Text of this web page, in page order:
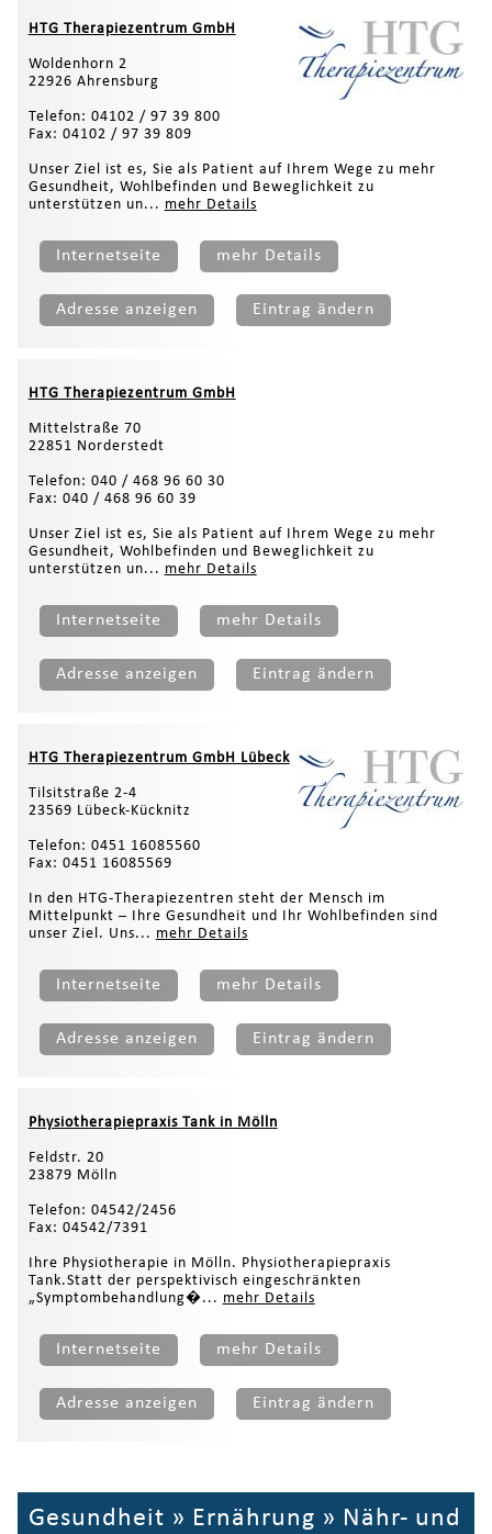
HTG Therapiezentrum GmbH
Woldenhorn 2
22926 Ahrensburg
Telefon: 04102 / 97 39 800
Fax: 04102 / 97 39 809
Unser Ziel ist es, Sie als Patient auf Ihrem Wege zu mehr
Gesundheit, Wohlbefinden und Beweglichkeit zu
unterstützen un... mehr Details
Internetseite mehr Details
Adresse anzeigen Eintrag ändern
HTG Therapiezentrum GmbH
Mittelstraße 70
22851 Norderstedt
Telefon: 040 / 468 96 60 30
Fax: 040 / 468 96 60 39
Unser Ziel ist es, Sie als Patient auf Ihrem Wege zu mehr
Gesundheit, Wohlbefinden und Beweglichkeit zu
unterstützen un... mehr Details
Internetseite mehr Details
Adresse anzeigen Eintrag ändern
HTG Therapiezentrum GmbH Lübeck
Tilsitstraße 2-4
23569 Lübeck-Kücknitz
Telefon: 0451 16085560
Fax: 0451 16085569
In den HTG-Therapiezentren steht der Mensch im
Mittelpunkt – Ihre Gesundheit und Ihr Wohlbefinden sind
unser Ziel. Uns... mehr Details
Internetseite mehr Details
Adresse anzeigen Eintrag ändern
Physiotherapiepraxis Tank in Mölln
Feldstr. 20
23879 Mölln
Telefon: 04542/2456
Fax: 04542/7391
Ihre Physiotherapie in Mölln. Physiotherapiepraxis
Tank.Statt der perspektivisch eingeschränkten
„Symptombehandlung�... mehr Details
Internetseite mehr Details
Adresse anzeigen Eintrag ändern
Gesundheit » Ernährung » Nähr- und